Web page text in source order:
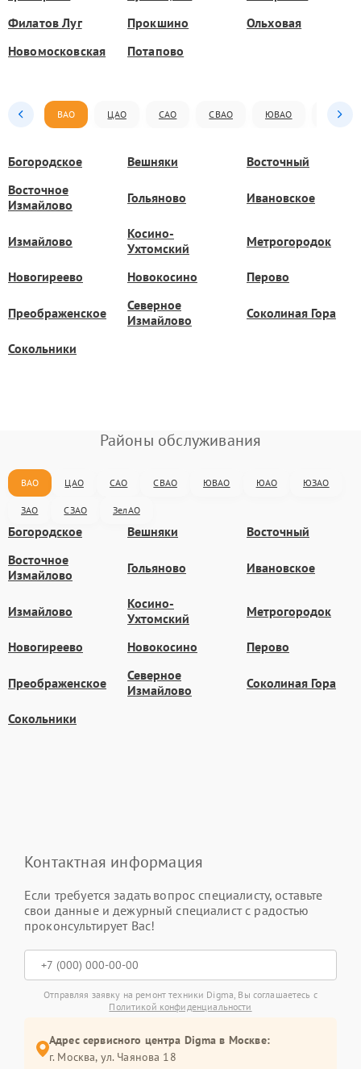
Филатов Луг
Прокшино
Ольховая
Новомосковская
Потапово
ВАО ЦАО САО СВАО ЮВАО ЮАО
Богородское Вешняки
Восточный
Восточное
Измайлово
Гольяново Ивановское
Измайлово
Косино-
Ухтомский
Метрогородок
Новогиреево Новокосино Перово
Преображенское
Северное
Измайлово
Соколиная Гора
Сокольники
Районы обслуживания
ВАО ЦАО САО СВАО ЮВАО ЮАО ЮЗАО
ЗАО СЗАО ЗелАО
Богородское Вешняки
Восточный
Восточное
Измайлово
Гольяново Ивановское
Измайлово
Косино-
Ухтомский
Метрогородок
Новогиреево Новокосино Перово
Преображенское
Северное
Измайлово
Соколиная Гора
Сокольники
Контактная информация
Если требуется задать вопрос специалисту, оставьте
свои данные и дежурный специалист с радостью
проконсультирует Вас!
Отправляя заявку на ремонт техники Digma, Вы соглашаетесь с
Политикой конфиденциальности
Адрес сервисного центра Digma в Москве:
г. Москва, ул. Чаянова 18